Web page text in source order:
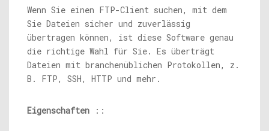
Wenn Sie einen FTP-Client suchen, mit dem
Sie Dateien sicher und zuverlässig
übertragen können, ist diese Software genau
die richtige Wahl für Sie. Es überträgt
Dateien mit branchenüblichen Protokollen, z.
B. FTP, SSH, HTTP und mehr.
Eigenschaften ::